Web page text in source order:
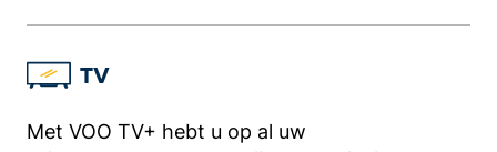
TV
Met VOO TV+ hebt u op al uw